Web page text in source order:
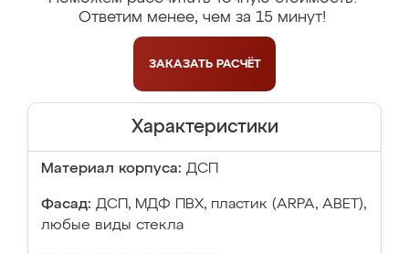
Ответим менее, чем за 15 минут!
ЗАКАЗАТЬ РАСЧЁТ
Характеристики
Материал корпуса: ДСП
Фасад: ДСП, МДФ ПВХ, пластик (ARPA, ABET),
любые виды стекла